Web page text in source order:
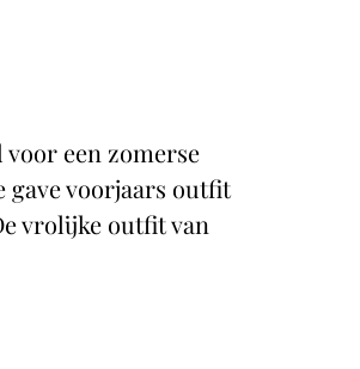
een zomerse
gave voorjaars outfit
vrolijke outfit van